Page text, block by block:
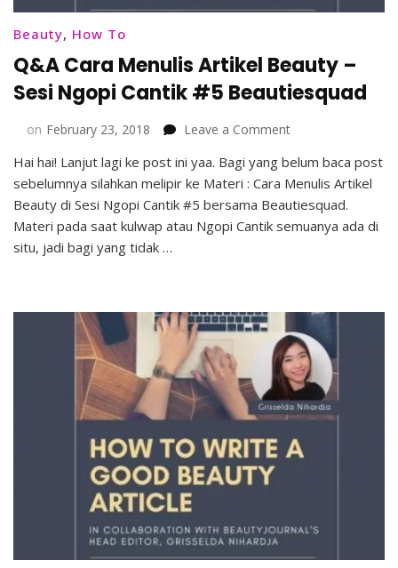
Beauty, How To
Q&A Cara Menulis Artikel Beauty –
Sesi Ngopi Cantik #5 Beautiesquad
on February 23, 2018 Leave a Commenton
Cara
Menulis
Artikel
Beauty
#5
Beautiesquad
Hai hai! Lanjut lagi ke post ini yaa. Bagi yang belum baca post
sebelumnya silahkan melipir ke Materi : Cara Menulis Artikel
Beauty di Sesi Ngopi Cantik #5 bersama Beautiesquad.
Materi pada saat kulwap atau Ngopi Cantik semuanya ada di
situ, jadi bagi yang tidak …